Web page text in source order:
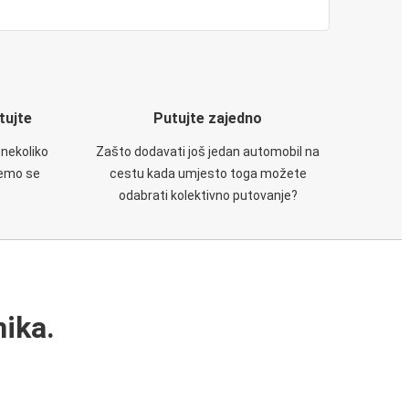
se
Putujte zajedno
Zašto dodavati još jedan automobil na
cestu kada umjesto toga možete
odabrati kolektivno putovanje?